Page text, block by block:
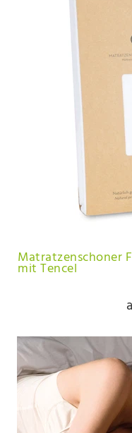
Matratzenschoner
mit Tencel